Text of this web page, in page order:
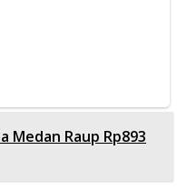
Medan Raup Rp893